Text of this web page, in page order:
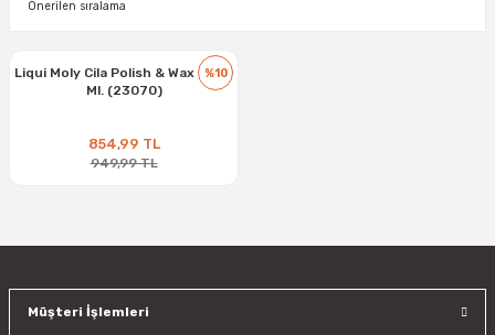
%10
Liqui Moly Cila Polish & Wax - 500
Ml. (23070)
854,99 TL
949,99 TL
Müşteri İşlemleri